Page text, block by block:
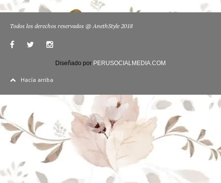
Todos los derechos reservados @ AnethStyle 2018
Diseñado por PERUSOCIALMEDIA.COM
Hacía arriba